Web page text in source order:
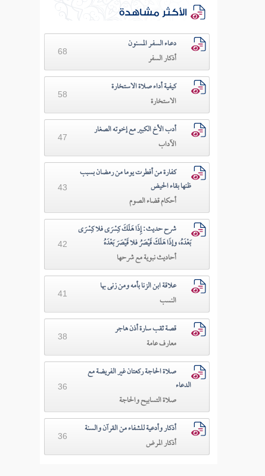
الأكثر مشاهدة
دعـاء السفـر المسنون
أذكار السفر
68
كيفية أداء صلاة الاستخارة
الاستخارة
58
أدب الأخ الكبير مع إخوته الصغار
الآداب
47
كفارة من أفطرت يوما من رمضان بسبب
ظنها بقاء الحيض
أحكام قضاء الصوم
43
شرح حديث: إِذَا هَلَكَ كِسْرَى فلا كِسْرَى
بَعْدَهُ، وإذَا هَلَكَ قَيْصَرُ فلا قَيْصَرَ بَعْدَهُ
أحاديث نبوية مع شرحها
42
علاقة ابن الزنا بأمه ومن زنى بها
النسب
41
قصة ثقب سارة أذن هاجر
معارف عامة
38
صلاة الحاجة ركعتان غير الفريضة مع
الدعاء
صلاة التسابيح والحاجة
36
أذكار وأدعية للشفاء من القرآن والسنة
أذكار المرض
36